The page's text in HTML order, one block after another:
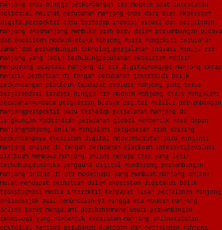
mahjong emas hingga perkembangan era modern saat inicatatan
editorial melihat perubahan mahjong emas dari sisi ekosistem
digitalperspektif baru terhadap inovasi visual dan perjalanan
mahjong emasmahjong membuka arah baru dalam perkembangan budaya
dan ekosistem modern ketika mahjong mulai mengikuti perubahan
zaman dan perkembangan teknologiperjalanan inovasi menuju era
mahjong yang lebih terhubungperubahan ekosistem modern
mendorong adaptasi mahjong di era digitalmengapa mahjong tetap
menarik perhatian di tengah perubahan generasidi balik
perkembangan platform terdapat evolusi mahjong yang terus
berjalandari tradisi hingga era modern mahjong terus mengalami
perubahanmembaca pergeseran budaya digital melalui perkembangan
mahjongperspektif baru terhadap perjalanan mahjong di
lingkungan modernarah perubahan global membentuk masa depan
mahjongmahjong online mengalami pergeseran arah seiring
berkembangnya ekosistem digital modernsorotan baru mengenai
mahjong online di tengah perubahan platform interaktifevolusi
platform membawa mahjong online menuju fase yang lebih
terhubungdinamika pengguna digital mendorong perkembangan
mahjong online di era modernapa yang membuat mahjong online
mulai mendapat perhatian dalam ekosistem digitaldi balik
transformasi media interaktif terdapat kisah perjalanan mahjong
onlinesejak awal kemunculannya hingga era modern mahjong
online terus mengalami perubahanmenelusuri perkembangan
teknologi yang membentuk ekosistem mahjong onlinecatatan
editorial tentang perubahan platform dan perjalanan mahjong